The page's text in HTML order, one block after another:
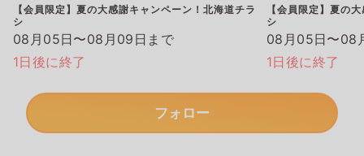
【会員限定】夏の大感謝キャンペーン！北海道チラ
シ
08月05日〜08月09日まで
1日後に終了
【会員限定】夏の
シ
08月05日〜08
1日後に終了
フォロー